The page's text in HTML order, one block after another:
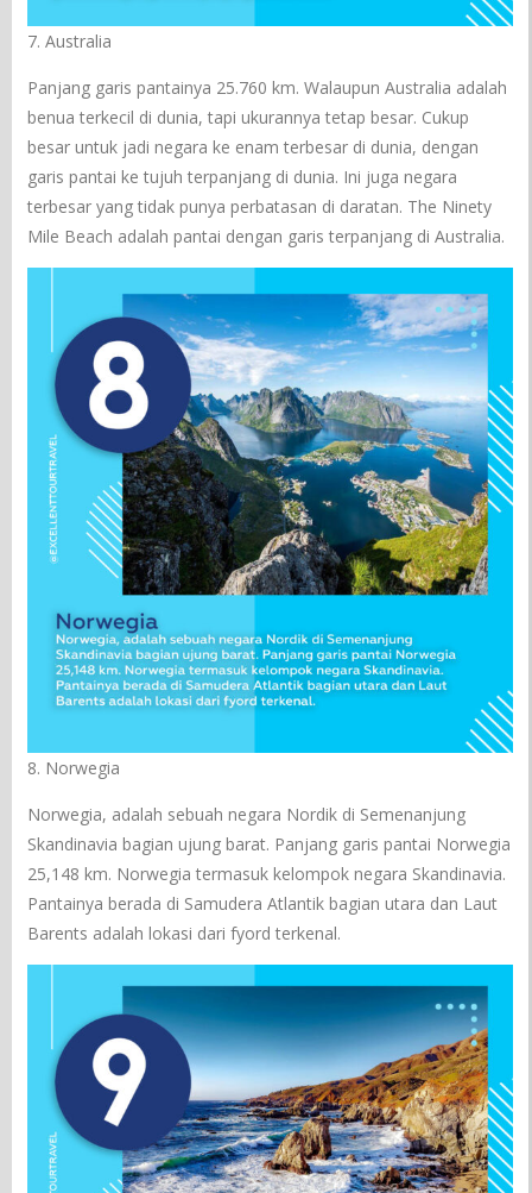
7. Australia
Panjang garis pantainya 25.760 km. Walaupun Australia adalah
benua terkecil di dunia, tapi ukurannya tetap besar. Cukup
besar untuk jadi negara ke enam terbesar di dunia, dengan
garis pantai ke tujuh terpanjang di dunia. Ini juga negara
terbesar yang tidak punya perbatasan di daratan. The Ninety
Mile Beach adalah pantai dengan garis terpanjang di Australia.
8. Norwegia
Norwegia, adalah sebuah negara Nordik di Semenanjung
Skandinavia bagian ujung barat. Panjang garis pantai Norwegia
25,148 km. Norwegia termasuk kelompok negara Skandinavia.
Pantainya berada di Samudera Atlantik bagian utara dan Laut
Barents adalah lokasi dari fyord terkenal.